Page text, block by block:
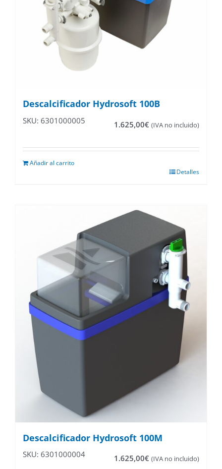
Descalcificador Hydrosoft 100B
SKU: 6301000005 1.625,00€ (IVA no incluido)
Añadir al carrito
Detalles
Descalcificador Hydrosoft 100M
SKU: 6301000004 1.625,00€ (IVA no incluido)